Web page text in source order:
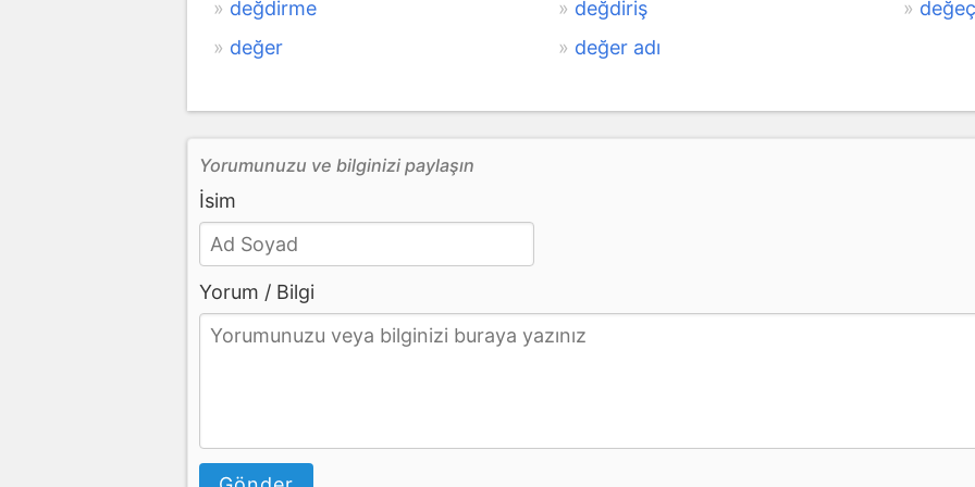
değdirme değdiriş
değeç
değer
değer adı
Yorumunuzu ve bilginizi paylaşın
İsim
Yorum / Bilgi